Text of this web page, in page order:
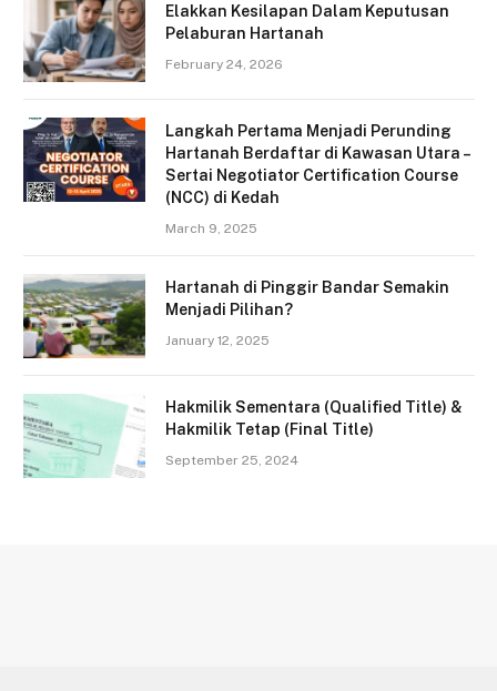
Elakkan Kesilapan Dalam Keputusan
Pelaburan Hartanah
February 24, 2026
Langkah Pertama Menjadi Perunding
Hartanah Berdaftar di Kawasan Utara –
Sertai Negotiator Certification Course
(NCC) di Kedah
March 9, 2025
Hartanah di Pinggir Bandar Semakin
Menjadi Pilihan?
January 12, 2025
Hakmilik Sementara (Qualified Title) &
Hakmilik Tetap (Final Title)
September 25, 2024